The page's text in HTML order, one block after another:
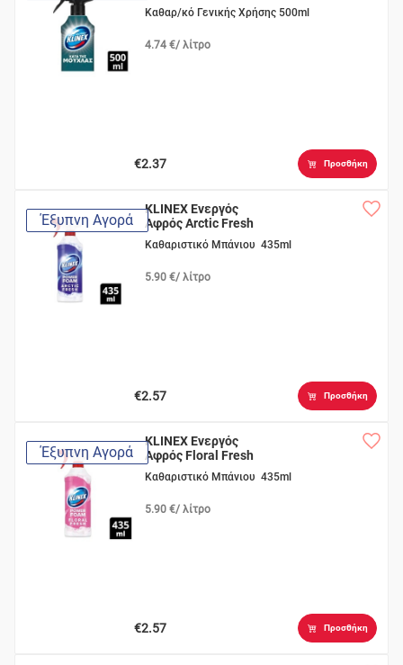
Καθαρ/κό Γενικής Χρήσης 500ml
4.74 €/ λίτρο
€2.37 Προσθήκη
Έξυπνη Αγορά
KLINEX Ενεργός
Αφρός Arctic Fresh
Καθαριστικό Μπάνιου 435ml
5.90 €/ λίτρο
€2.57 Προσθήκη
Έξυπνη Αγορά
KLINEX Ενεργός
Αφρός Floral Fresh
Καθαριστικό Μπάνιου 435ml
5.90 €/ λίτρο
€2.57 Προσθήκη